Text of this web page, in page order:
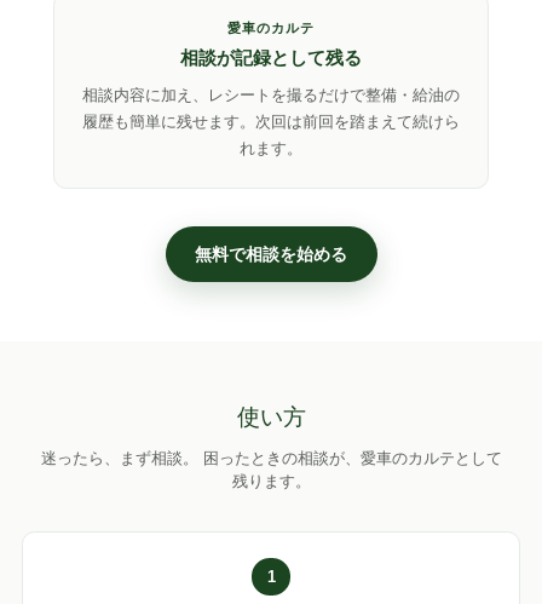
愛車のカルテ
相談が記録として残る
相談内容に加え、レシートを撮るだけで整備・給油の
履歴も簡単に残せます。次回は前回を踏まえて続けら
れます。
無料で相談を始める
使い方
迷ったら、まず相談。
困ったときの相談が、愛車のカルテとして
残ります。
1